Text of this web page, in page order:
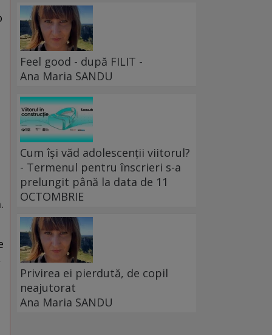
Feel good - după FILIT -
Ana Maria SANDU
Cum își văd adolescenții viitorul?
- Termenul pentru înscrieri s-a
prelungit până la data de 11
OCTOMBRIE
Privirea ei pierdută, de copil
neajutorat
Ana Maria SANDU